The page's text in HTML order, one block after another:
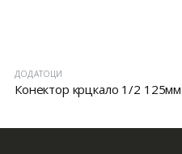
ДОДАТОЦИ
Конектор крцкало 1/2 125мм